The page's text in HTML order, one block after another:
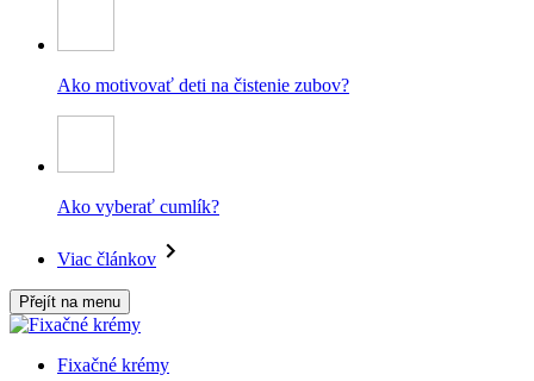
Ako motivovať deti na čistenie zubov?
Ako vyberať cumlík?
Viac článkov
Přejít na menu
Fixačné krémy